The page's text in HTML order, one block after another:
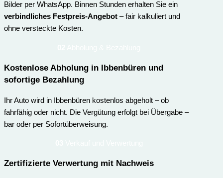
Bilder per WhatsApp. Binnen Stunden erhalten Sie ein
verbindliches Festpreis-Angebot – fair kalkuliert und
ohne versteckte Kosten.
Kostenlose Abholung in Ibbenbüren und
sofortige Bezahlung
Ihr Auto wird in Ibbenbüren kostenlos abgeholt – ob
fahrfähig oder nicht. Die Vergütung erfolgt bei Übergabe –
bar oder per Sofortüberweisung.
Zertifizierte Verwertung mit Nachweis